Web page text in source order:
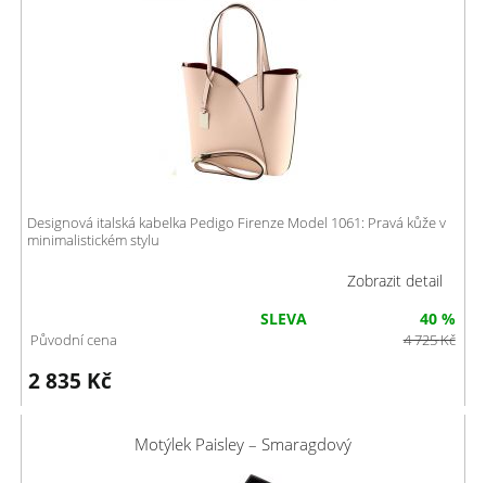
Designová italská kabelka Pedigo Firenze Model 1061: Pravá kůže v
minimalistickém stylu
Zobrazit detail
2 835 Kč
SLEVA 40 %
Původní cena 4 725Kč
Motýlek Paisley – Smaragdový